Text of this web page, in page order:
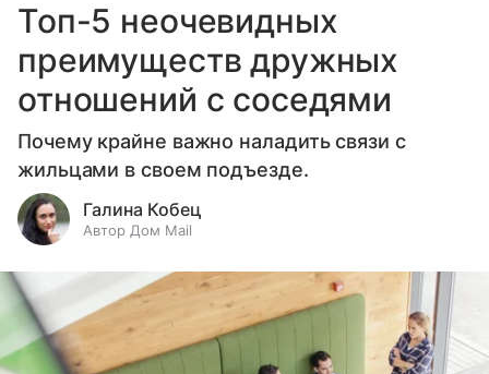
Топ-5 неочевидных
преимуществ дружных
отношений с соседями
Почему крайне важно наладить связи с
жильцами в своем подъезде.
Галина Кобец
Автор Дом Mail